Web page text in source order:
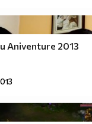
Aniventure 2013